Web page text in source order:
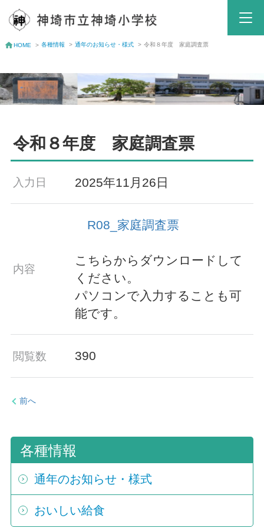
HOME > 各種情報 > 通年のお知らせ・様式 > 令和８年度 家庭調査票
令和８年度 家庭調査票
入力日 2025年11月26日
内容
R08_家庭調査票
こちらからダウンロードして
ください。
パソコンで入力することも可
能です。
閲覧数 390
前へ
各種情報
通年のお知らせ・様式
おいしい給食